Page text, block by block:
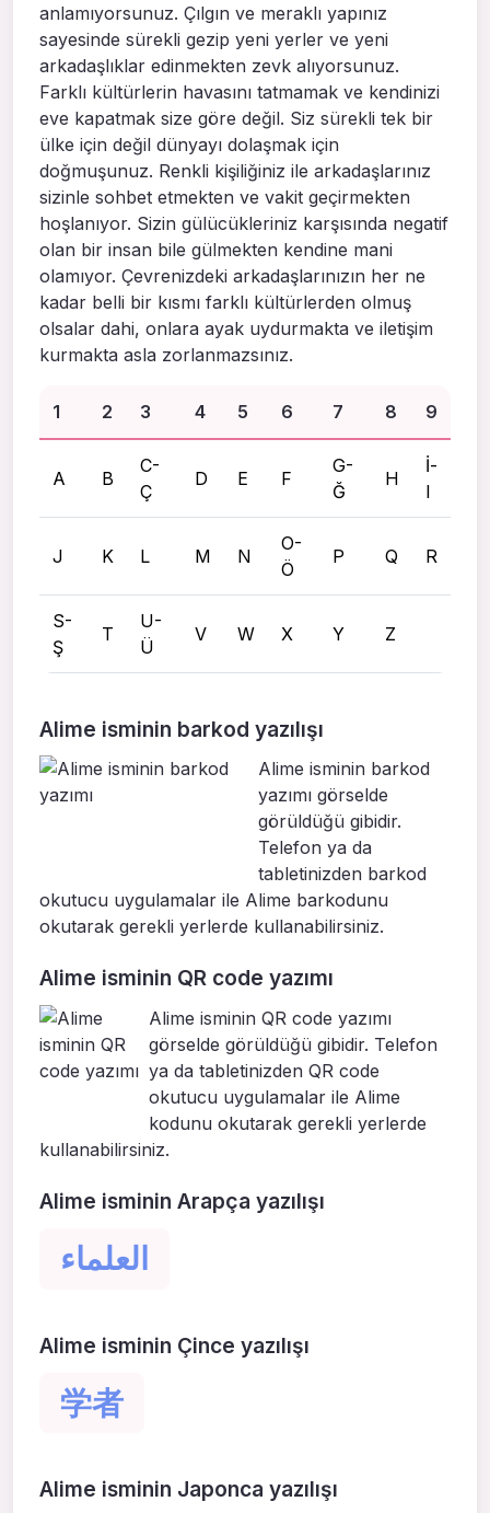
anlamıyorsunuz. Çılgın ve meraklı yapınız
sayesinde sürekli gezip yeni yerler ve yeni
arkadaşlıklar edinmekten zevk alıyorsunuz.
Farklı kültürlerin havasını tatmamak ve kendinizi
eve kapatmak size göre değil. Siz sürekli tek bir
ülke için değil dünyayı dolaşmak için
doğmuşunuz. Renkli kişiliğiniz ile arkadaşlarınız
sizinle sohbet etmekten ve vakit geçirmekten
hoşlanıyor. Sizin gülücükleriniz karşısında negatif
olan bir insan bile gülmekten kendine mani
olamıyor. Çevrenizdeki arkadaşlarınızın her ne
kadar belli bir kısmı farklı kültürlerden olmuş
olsalar dahi, onlara ayak uydurmakta ve iletişim
kurmakta asla zorlanmazsınız.
1 2 3 4 5 6 7 8 9
A B
C-
Ç
D E F
G-
Ğ
H
İ-
I
J K L M N
O-
Ö
P Q R
S-
Ş
T
U-
Ü
V W X Y Z
Alime isminin barkod yazılışı
Alime isminin barkod
yazımı görselde
görüldüğü gibidir.
Telefon ya da
tabletinizden barkod
okutucu uygulamalar ile Alime barkodunu
okutarak gerekli yerlerde kullanabilirsiniz.
Alime isminin QR code yazımı
Alime isminin QR code yazımı
görselde görüldüğü gibidir. Telefon
ya da tabletinizden QR code
okutucu uygulamalar ile Alime
kodunu okutarak gerekli yerlerde
kullanabilirsiniz.
Alime isminin Arapça yazılışı
العلماء
Alime isminin Çince yazılışı
学者
Alime isminin Japonca yazılışı